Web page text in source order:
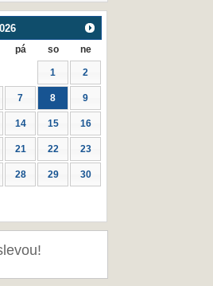
pá so ne
1 2
7 8 9
14 15 16
21 22 23
28 29 30